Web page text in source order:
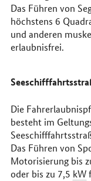
Das Führen von
höchstens 6
und anderen
erlaubnisfrei.
Die
besteht im
Das Führen von
Motorisierung bis
oder bis zu 7,5 kW